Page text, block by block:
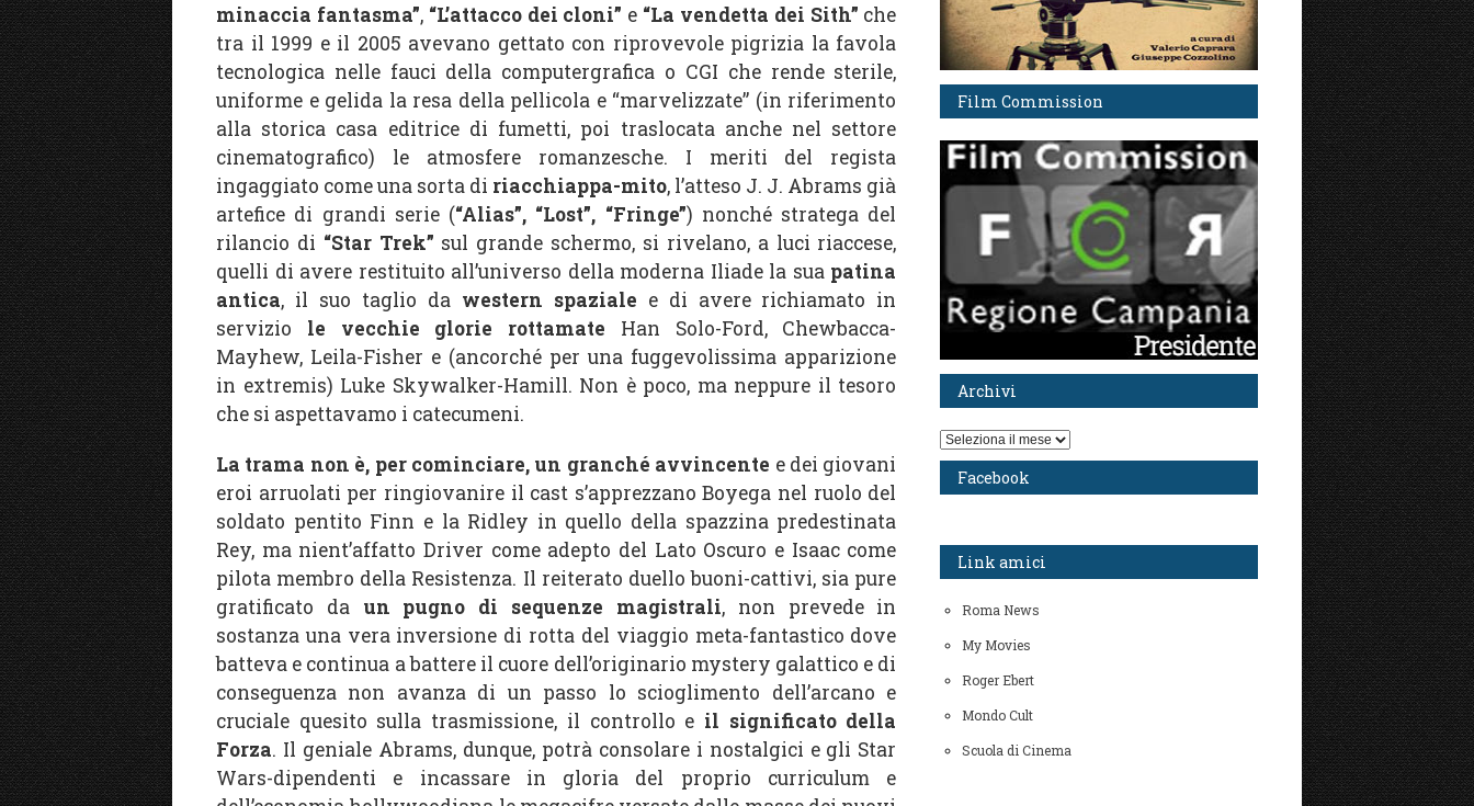
minaccia fantasma”, “L’attacco dei cloni” e “La vendetta dei Sith” che
tra il 1999 e il 2005 avevano gettato con riprovevole pigrizia la favola
tecnologica nelle fauci della computergrafica o CGI che rende sterile,
uniforme e gelida la resa della pellicola e “marvelizzate” (in riferimento
alla storica casa editrice di fumetti, poi traslocata anche nel settore
cinematografico) le atmosfere romanzesche. I meriti del regista
ingaggiato come una sorta di riacchiappa-mito, l’atteso J. J. Abrams già
artefice di grandi serie (“Alias”, “Lost”, “Fringe”) nonché stratega del
rilancio di “Star Trek” sul grande schermo, si rivelano, a luci riaccese,
quelli di avere restituito all’universo della moderna Iliade la sua patina
antica, il suo taglio da western spaziale e di avere richiamato in
servizio le vecchie glorie rottamate Han Solo-Ford, Chewbacca-
Mayhew, Leila-Fisher e (ancorché per una fuggevolissima apparizione
in extremis) Luke Skywalker-Hamill. Non è poco, ma neppure il tesoro
che si aspettavamo i catecumeni.
La trama non è, per cominciare, un granché avvincente e dei giovani
eroi arruolati per ringiovanire il cast s’apprezzano Boyega nel ruolo del
soldato pentito Finn e la Ridley in quello della spazzina predestinata
Rey, ma nient’affatto Driver come adepto del Lato Oscuro e Isaac come
pilota membro della Resistenza. Il reiterato duello buoni-cattivi, sia pure
gratificato da un pugno di sequenze magistrali, non prevede in
sostanza una vera inversione di rotta del viaggio meta-fantastico dove
batteva e continua a battere il cuore dell’originario mystery galattico e di
conseguenza non avanza di un passo lo scioglimento dell’arcano e
cruciale quesito sulla trasmissione, il controllo e il significato della
Forza. Il geniale Abrams, dunque, potrà consolare i nostalgici e gli Star
Wars-dipendenti e incassare in gloria del proprio curriculum e
Film Commission
Archivi
Archivi
Facebook
Link amici
Roma News
My Movies
Roger Ebert
Mondo Cult
Scuola di Cinema